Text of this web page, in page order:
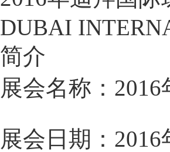
DUBAI
简介
展会名称：
展会日期：